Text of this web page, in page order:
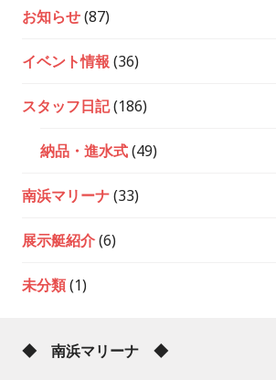
お知らせ(87)
イベント情報 (36)
スタッフ日記(186)
納品・進水式(49)
南浜マリーナ(33)
展示艇紹介(6)
未分類(1)
◆ 南浜マリーナ ◆